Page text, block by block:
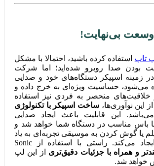
بی‌نهایت!
تاپ استفاده کرده باشید، احتمالا با مشکل
بودن صدا روبرو شده‌اید؛ اما شرکت
زمینه اسپیکر دستگاه‌های خود و صدایی
می‌شود، حساسیت ویژه‌ای به خرج داده و
خلاقیت‌های منحصر به فردی نیز استفاده
این نوآوری‌ها، ساخت اسپیکر با تکنولوژی
این قابلیت باعث ایجاد صدایی
باس مناسب در دستگاه شما خواهد شد و
یا گوش کردن به موسیقی تجربه‌ای به یاد
ماندنی برایتان ایجاد می‌کند. راستی با استفاده از Sonic
و همراه با جزئیات دقیق‌تری از این لپ
خواهد شد.